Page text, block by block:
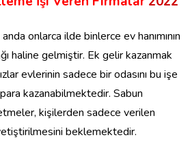
onlarca ilde binlerce ev hanımının
haline gelmiştir. Ek gelir kazanmak
evlerinin sadece bir odasını bu işe
kazanabilmektedir. Sabun
kişilerden sadece verilen
beklemektedir.